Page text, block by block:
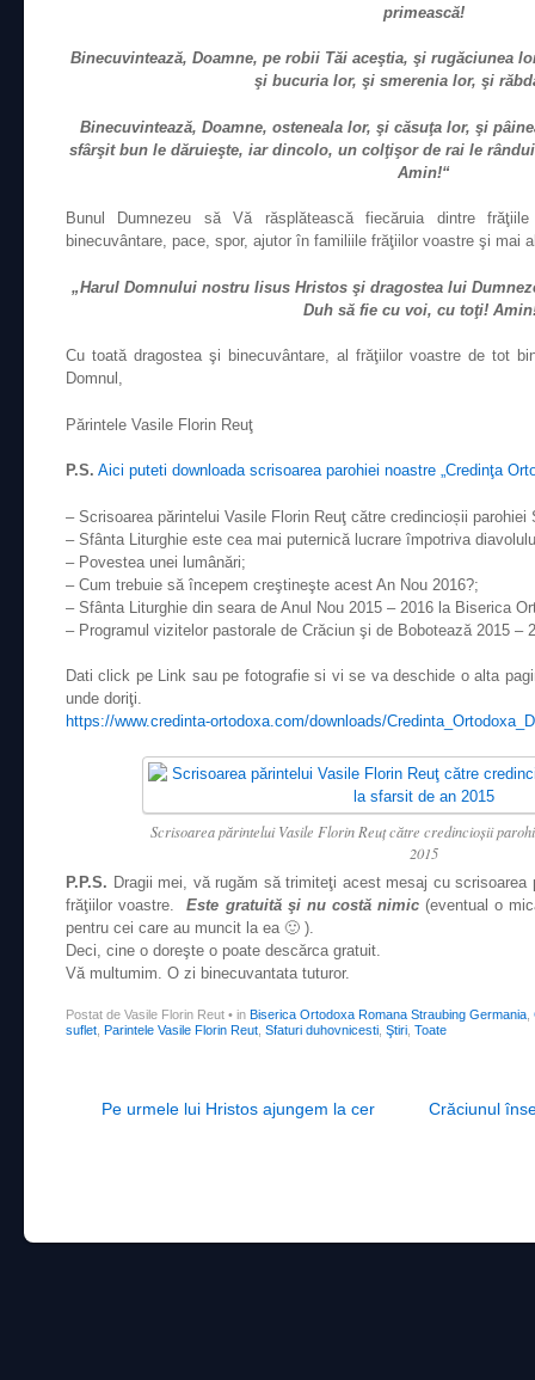
primească!
Binecuvintează, Doamne, pe robii Tăi aceştia, şi rugăciunea
şi bucuria lor, şi smerenia lor, şi
Binecuvintează, Doamne, osteneala lor, şi căsuţa lor, şi
sfârşit bun le dăruieşte, iar dincolo, un colţişor de rai le
Amin!“
Bunul Dumnezeu să Vă răsplătească fiecăruia dintre
binecuvântare, pace, spor, ajutor în familiile frăţiilor voastre şi mai
„Harul Domnului nostru Iisus Hristos şi dragostea lui
Duh să fie cu voi, cu toţi!
Cu toată dragostea şi binecuvântare, al frăţiilor voastre de tot
Domnul,
Părintele Vasile Florin Reuţ
P.S. Aici puteti downloada scrisoarea parohiei noastre „Credinţa
– Scrisoarea părintelui Vasile Florin Reuţ către credincioșii parohiei
– Sfânta Liturghie este cea mai puternică lucrare împotriva
– Povestea unei lumânări;
– Cum trebuie să începem creştineşte acest An Nou 2016?;
– Sfânta Liturghie din seara de Anul Nou 2015 – 2016 la Biserica
– Programul vizitelor pastorale de Crăciun şi de Bobotează 2015 –
Dati click pe Link sau pe fotografie si vi se va deschide o alta
unde doriţi.
https://www.credinta-ortodoxa.com/downloads/
Scrisoarea părintelui Vasile Florin Reuţ către credincioșii
2015
P.P.S. Dragii mei, vă rugăm să trimiteţi acest mesaj cu
frăţiilor voastre.
Este gratuită şi nu costă nimic (eventual o
pentru cei care au muncit la ea 🙂 ).
Deci, cine o doreşte o poate descărca gratuit.
Vă multumim. O zi binecuvantata tuturor.
Postat de Vasile Florin Reut • in Biserica Ortodoxa Romana Straubing Germania
suflet
Parintele Vasile Florin Reut Sfaturi duhovnicesti Ştiri Toate
Post navigation
Pe urmele lui Hristos ajungem la cer Crăciunul